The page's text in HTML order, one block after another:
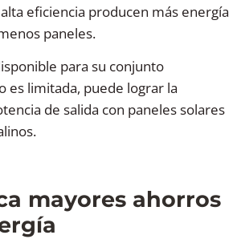
eficiencia producen más energía
paneles.
para su conjunto
es limitada, puede lograr la
de salida con paneles solares
mayores ahorros